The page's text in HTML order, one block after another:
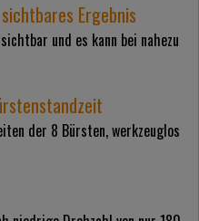
Ergebnis
und es kann bei nahezu
der 8 Bürsten, werkzeuglos